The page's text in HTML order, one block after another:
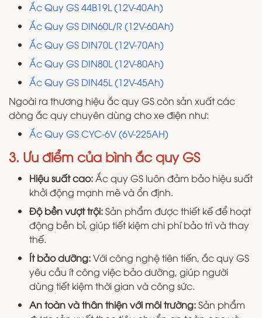
Ắc Quy GS 44B19L (12V-40Ah)
Ắc Quy GS DIN60L/R (12V-60Ah)
Ắc Quy GS DIN70L (12V-70Ah)
Ắc Quy GS DIN80L (12V-80Ah)
Ắc Quy GS DIN45L (12V-45Ah)
Ngoài ra thương hiệu ắc quy GS còn sản xuất các
dòng ắc quy chuyên dùng cho xe điện như:
Ắc Quy GS CYC-6V (6V-225AH)
3. Ưu điểm của bình ắc quy GS
Hiệu suất cao:Ắc quy GS luôn đảm bảo hiệu suất
khởi động mạnh mẽ và ổn định.
Độ bền vượt trội:Sản phẩm được thiết kế để hoạt
động bền bỉ, giúp tiết kiệm chi phí bảo trì và thay
thế.
Ít bảo dưỡng:Với công nghệ tiên tiến, ắc quy GS
yêu cầu ít công việc bảo dưỡng, giúp người
dùng tiết kiệm thời gian và công sức.
An toàn và thân thiện với môi trường:Sản phẩm